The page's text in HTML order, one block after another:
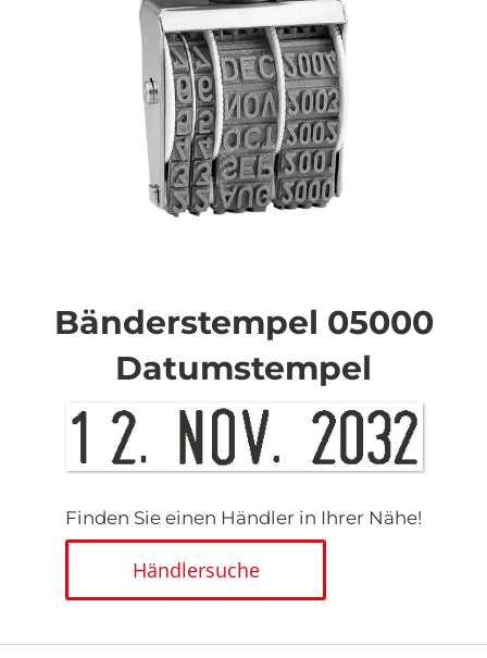
BildgalerieBänderstempel 05000
Datumstempel
Finden Sie einen Händler in Ihrer Nähe!
Händlersuche